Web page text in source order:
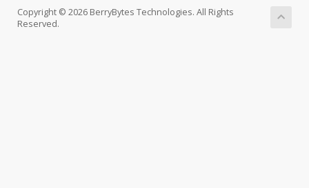
Copyright © 2026 BerryBytes Technologies. All Rights
Reserved.